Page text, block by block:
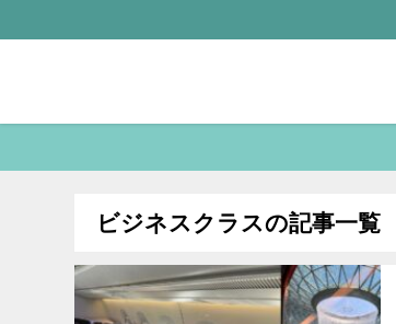
ビジネスクラスの記事一覧